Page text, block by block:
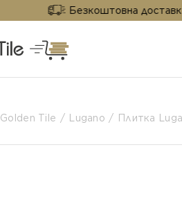
Безкоштовна доставка від 25
Golden Tile Lugano Плитка